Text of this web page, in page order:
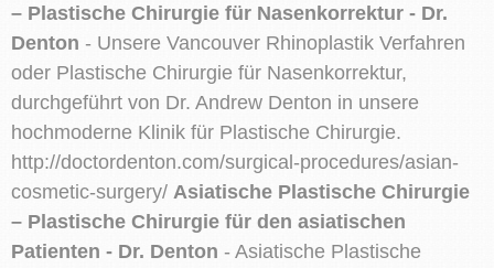
– Plastische Chirurgie für Nasenkorrektur - Dr.
Denton - Unsere Vancouver Rhinoplastik Verfahren
oder Plastische Chirurgie für Nasenkorrektur,
durchgeführt von Dr. Andrew Denton in unsere
hochmoderne Klinik für Plastische Chirurgie.
http://doctordenton.com/surgical-procedures/asian-
cosmetic-surgery/ Asiatische Plastische Chirurgie
– Plastische Chirurgie für den asiatischen
Patienten - Dr. Denton - Asiatische Plastische